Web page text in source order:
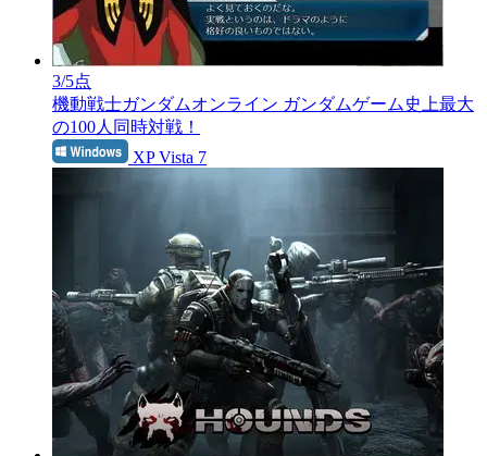
3/5点
機動戦士ガンダムオンライン ガンダムゲーム史上最大
の100人同時対戦！
XP Vista 7